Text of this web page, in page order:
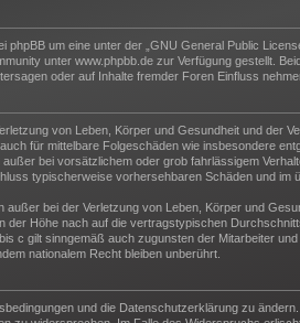
phpBB um eine unter der „GNU General Public
unter www.phpbb.de zur Verfügung gestellt.
oder auf Inhalte fremder Foren Einfluss
von Leben, Körper und Gesundheit und der
für mittelbare Folgeschäden wie insbesondere
bei vorsätzlichem oder grob fahrlässigem
typischerweise vorhersehbaren Schäden und
außer bei der Verletzung von Leben, Körper und
der Höhe nach auf die vertragstypischen
c gilt sinngemäß auch zugunsten der Mitarbeiter
nationalem Recht bleiben unberührt.
und die Datenschutzerklärung zu